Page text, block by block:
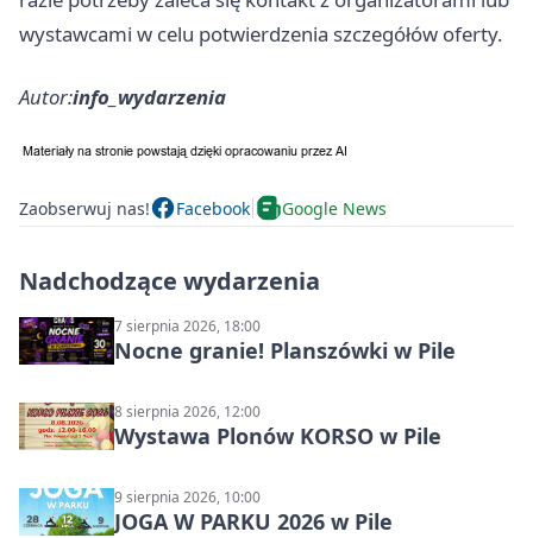
wystawcami w celu potwierdzenia szczegółów oferty.
Autor:info_wydarzenia
Zaobserwuj nas! Facebook Google News
Nadchodzące wydarzenia
7 sierpnia 2026, 18:00
Nocne granie! Planszówki w Pile
8 sierpnia 2026, 12:00
Wystawa Plonów KORSO w Pile
9 sierpnia 2026, 10:00
JOGA W PARKU 2026 w Pile